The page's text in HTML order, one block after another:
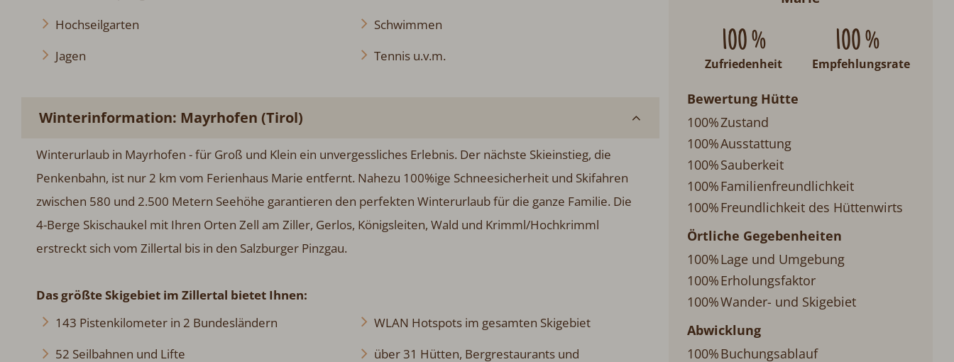
Hochseilgarten
Jagen
Schwimmen
Tennis u.v.m.
Winterinformation: Mayrhofen (Tirol)
Winterurlaub in Mayrhofen - für Groß und Klein ein unvergessliches Erlebnis. Der nächste Skieinstieg, die
Penkenbahn, ist nur 2 km vom Ferienhaus Marie entfernt. Nahezu 100%ige Schneesicherheit und Skifahren
zwischen 580 und 2.500 Metern Seehöhe garantieren den perfekten Winterurlaub für die ganze Familie. Die
4-Berge Skischaukel mit Ihren Orten Zell am Ziller, Gerlos, Königsleiten, Wald und Krimml/Hochkrimml
erstreckt sich vom Zillertal bis in den Salzburger Pinzgau.
Das größte Skigebiet im Zillertal bietet Ihnen:
143 Pistenkilometer in 2 Bundesländern
52 Seilbahnen und Lifte
WLAN Hotspots im gesamten Skigebiet
über 31 Hütten, Bergrestaurants und
100 %
Zufriedenheit
100 %
Empfehlungsrate
Bewertung Hütte
100%Zustand
100%Ausstattung
100%Sauberkeit
100%Familienfreundlichkeit
100%Freundlichkeit des Hüttenwirts
Örtliche Gegebenheiten
100%Lage und Umgebung
100%Erholungsfaktor
100%Wander- und Skigebiet
Abwicklung
100%Buchungsablauf